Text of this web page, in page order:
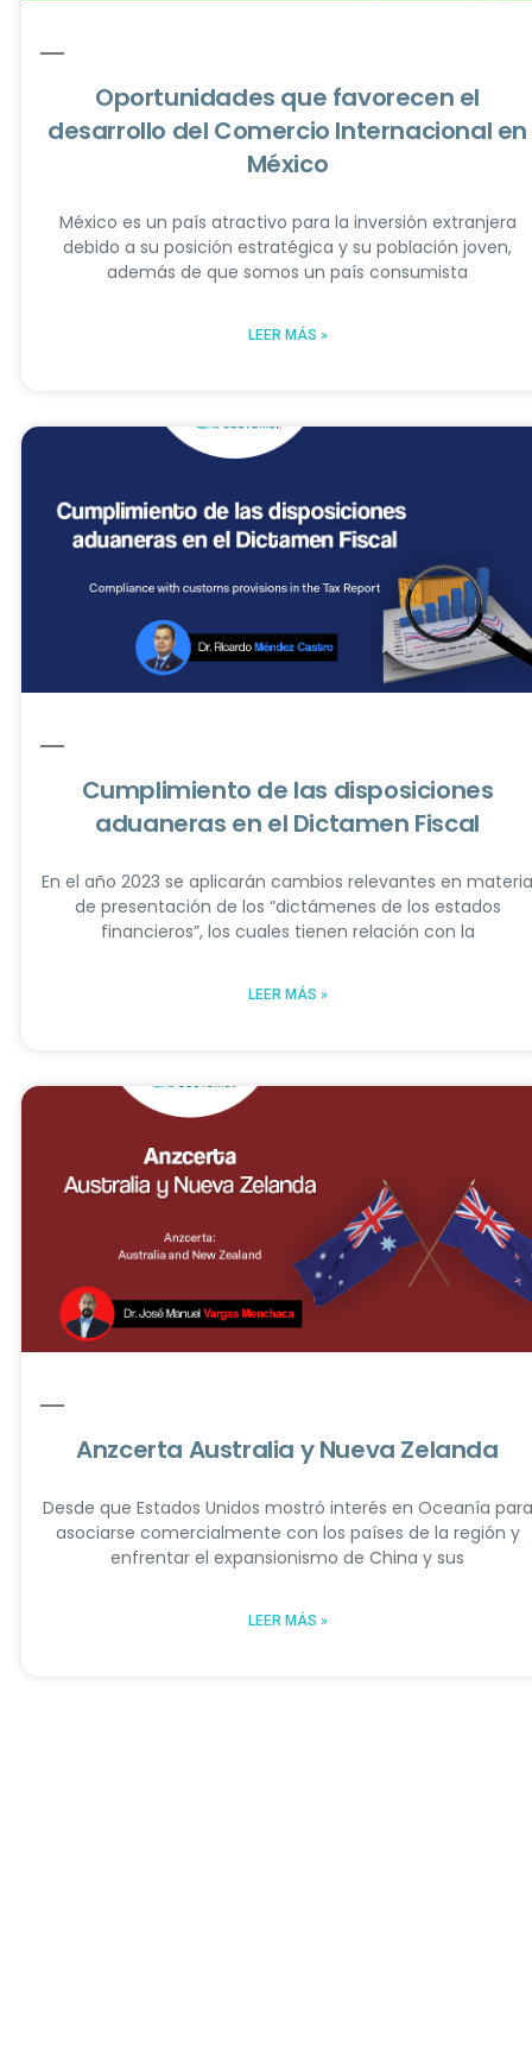
Oportunidades que favorecen el
desarrollo del Comercio Internacional en
México
México es un país atractivo para la inversión extranjera
debido a su posición estratégica y su población joven,
además de que somos un país consumista
LEER MÁS »
Cumplimiento de las disposiciones
aduaneras en el Dictamen Fiscal
En el año 2023 se aplicarán cambios relevantes en materia
de presentación de los “dictámenes de los estados
financieros”, los cuales tienen relación con la
LEER MÁS »
Anzcerta Australia y Nueva Zelanda
Desde que Estados Unidos mostró interés en Oceanía para
asociarse comercialmente con los países de la región y
enfrentar el expansionismo de China y sus
LEER MÁS »